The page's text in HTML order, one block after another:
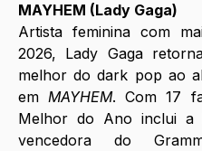
MAYHEM (Lady Gaga)
Artista feminina com
2026, Lady Gaga
melhor do dark pop ao
em MAYHEM. Com 17
Melhor do Ano inclui a
vencedora do